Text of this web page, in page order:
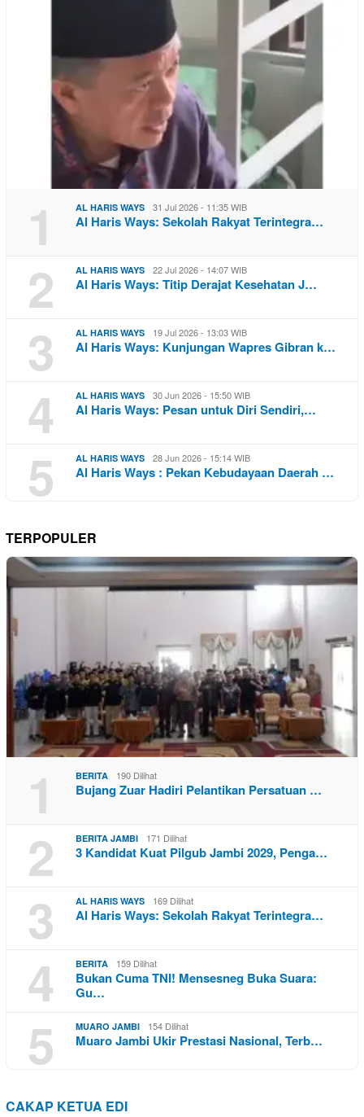
1 AL HARIS WAYS 31 Jul 2026 - 11:35 WIB
Al Haris Ways: Sekolah Rakyat Terintegra…
2 AL HARIS WAYS 22 Jul 2026 - 14:07 WIB
Al Haris Ways: Titip Derajat Kesehatan J…
3 AL HARIS WAYS 19 Jul 2026 - 13:03 WIB
Al Haris Ways: Kunjungan Wapres Gibran k…
4 AL HARIS WAYS 30 Jun 2026 - 15:50 WIB
Al Haris Ways: Pesan untuk Diri Sendiri,…
5 AL HARIS WAYS 28 Jun 2026 - 15:14 WIB
Al Haris Ways : Pekan Kebudayaan Daerah …
TERPOPULER
1 BERITA 190 Dilihat
Bujang Zuar Hadiri Pelantikan Persatuan …
2 BERITA JAMBI 171 Dilihat
3 Kandidat Kuat Pilgub Jambi 2029, Penga…
3 AL HARIS WAYS 169 Dilihat
Al Haris Ways: Sekolah Rakyat Terintegra…
4 BERITA 159 Dilihat
Bukan Cuma TNI! Mensesneg Buka Suara:
Gu…
5 MUARO JAMBI 154 Dilihat
Muaro Jambi Ukir Prestasi Nasional, Terb…
CAKAP KETUA EDI